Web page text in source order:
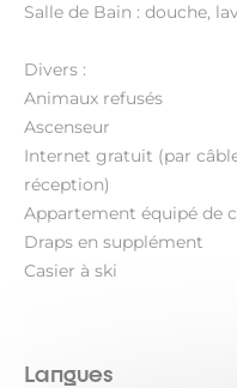
Salle de Bain : douche,
Divers :
Animaux refusés
Ascenseur
Internet gratuit (par
réception)
Appartement équipé de
Draps en supplément
Casier à ski
Langues